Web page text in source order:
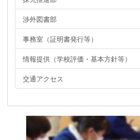
渉外図書部
事務室（証明書発行等）
情報提供（学校評価・基本方針等）
交通アクセス